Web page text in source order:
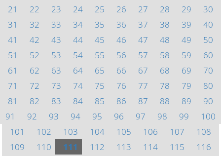
21
22 23 24 25 26 27 28 29
30
31
32 33 34 35 36 37 38 39
40
41
42 43 44 45 46 47 48 49
50
51
52 53 54 55 56 57 58 59
60
61
62 63 64 65 66 67 68 69
70
71
72 73 74 75 76 77 78 79
80
81
82 83 84 85 86 87 88 89
90
91
92 93 94 95 96 97 98 99
100
101
102 103 104 105 106 107
108
109
110 111 112 113 114 115
116